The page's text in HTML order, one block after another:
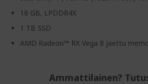
16 GB, LPDDR4X
1 TB SSD
AMD Radeon™ RX Vega 8 jaettu
Ammattilainen?